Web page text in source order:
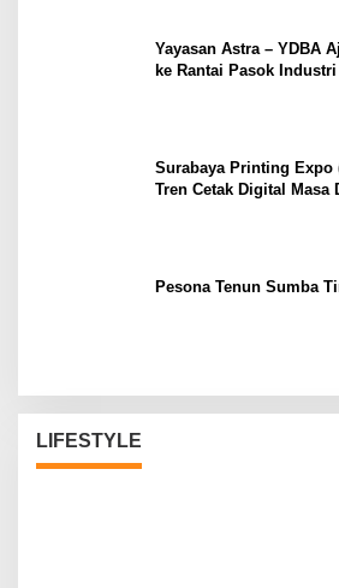
Yayasan Astra – YDBA
ke Rantai Pasok Industri
Surabaya Printing Expo
Tren Cetak Digital Masa
Pesona Tenun Sumba
LIFESTYLE